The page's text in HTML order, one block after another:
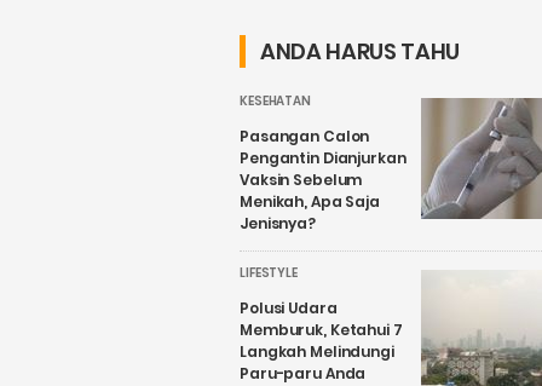
ANDA HARUS TAHU
KESEHATAN
Pasangan Calon
Pengantin Dianjurkan
Vaksin Sebelum
Menikah, Apa Saja
Jenisnya?
LIFESTYLE
Polusi Udara
Memburuk, Ketahui 7
Langkah Melindungi
Paru-paru Anda